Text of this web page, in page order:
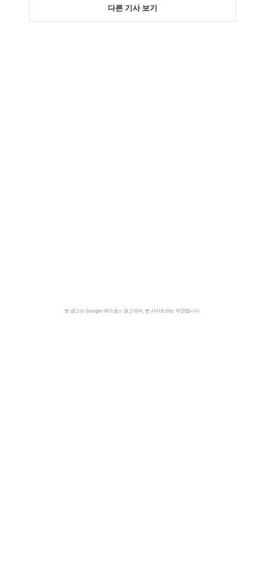
다른 기사 보기
본 광고는 Google 애드센스 광고이며, 본 사이트와는 무관합니다.